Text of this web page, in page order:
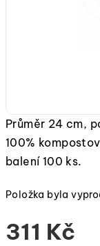
Průměr 24 cm,
100%
balení 100 ks.
Položka byla
311 Kč